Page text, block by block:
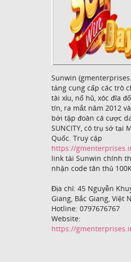
Sunwin
tảng cung cấp các trò
tài xỉu, nổ hũ, xóc đĩa
tín, ra mắt năm 2012
bởi tập đoàn cá cược
SUNCITY, có trụ sở tại
Quốc. Truy cập
https://
link tải Sunwin chính
nhận code tân thủ
Địa chỉ: 45 Nguyễn
Giang, Bắc Giang, Việt
Hotline: 0797676767
Website:
https://